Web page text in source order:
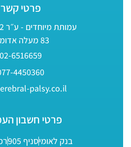
פרטי קשר
עמותת מיוחדים - ע״ר 580662112
83 מעלה אדומים
02-6516659
4450360
palsy.co.il
פרטי חשבון
בנק לאומיסניף 905